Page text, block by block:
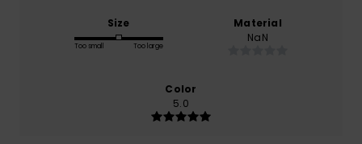
Size
Too small Too large
Material
NaN
Color
5.0